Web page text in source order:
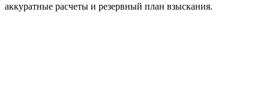
аккуратные расчеты и резервный план взыскания.